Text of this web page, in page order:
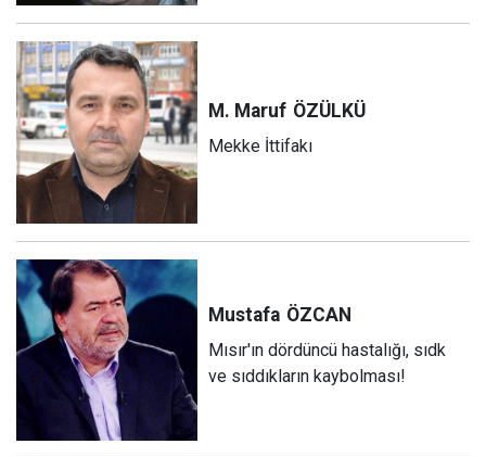
M. Maruf ÖZÜLKÜ
Mekke İttifakı
Mustafa ÖZCAN
Mısır'ın dördüncü hastalığı, sıdk
ve sıddıkların kaybolması!